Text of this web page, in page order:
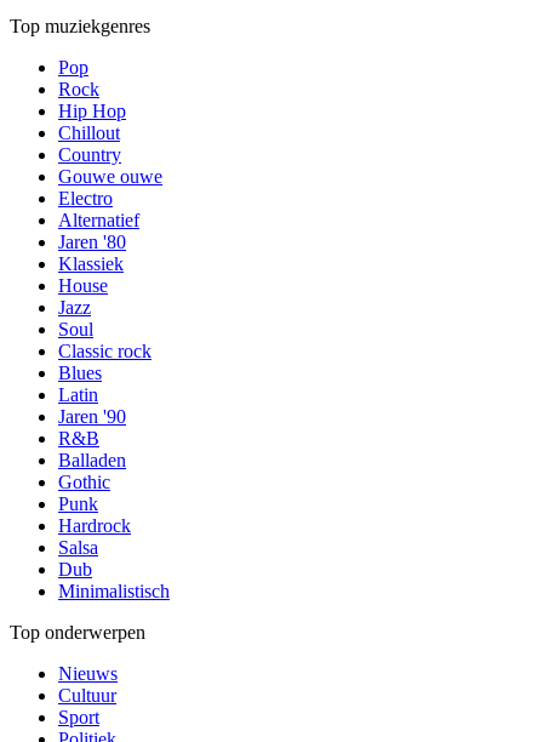
Top muziekgenres
Pop
Rock
Hip Hop
Chillout
Country
Gouwe ouwe
Electro
Alternatief
Jaren '80
Klassiek
House
Jazz
Soul
Classic rock
Blues
Latin
Jaren '90
R&B
Balladen
Gothic
Punk
Hardrock
Salsa
Dub
Minimalistisch
Top onderwerpen
Nieuws
Cultuur
Sport